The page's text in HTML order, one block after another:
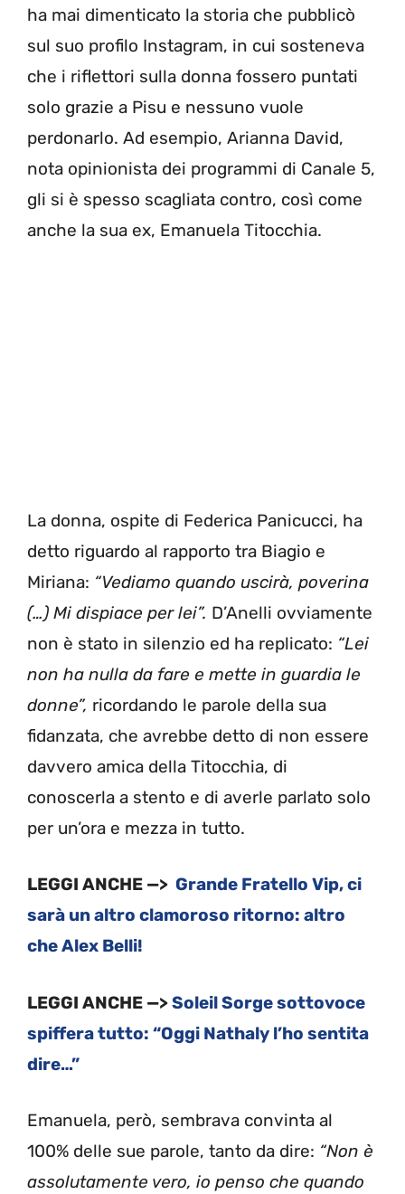
ha mai dimenticato la storia che pubblicò
sul suo profilo Instagram, in cui sosteneva
che i riflettori sulla donna fossero puntati
solo grazie a Pisu e nessuno vuole
perdonarlo. Ad esempio, Arianna David,
nota opinionista dei programmi di Canale 5,
gli si è spesso scagliata contro, così come
anche la sua ex, Emanuela Titocchia.
La donna, ospite di Federica Panicucci, ha
detto riguardo al rapporto tra Biagio e
Miriana: “Vediamo quando uscirà, poverina
(…) Mi dispiace per lei”. D’Anelli ovviamente
non è stato in silenzio ed ha replicato: “Lei
non ha nulla da fare e mette in guardia le
donne”, ricordando le parole della sua
fidanzata, che avrebbe detto di non essere
davvero amica della Titocchia, di
conoscerla a stento e di averle parlato solo
per un’ora e mezza in tutto.
LEGGI ANCHE —> Grande Fratello Vip, ci
sarà un altro clamoroso ritorno: altro
che Alex Belli!
LEGGI ANCHE —>Soleil Sorge sottovoce
spiffera tutto: “Oggi Nathaly l’ho sentita
dire…”
Emanuela, però, sembrava convinta al
100% delle sue parole, tanto da dire: “Non è
assolutamente vero, io penso che quando